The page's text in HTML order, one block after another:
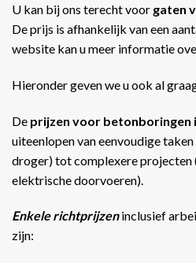
U kan bij ons terecht voor gaten
De prijs is afhankelijk van een
website kan u meer informatie
Hieronder geven we u ook al
De prijzen voor betonboringen
uiteenlopen van eenvoudige
droger) tot complexere projecten
elektrische doorvoeren).
Enkele richtprijzeninclusief
zijn: